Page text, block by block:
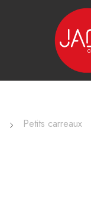
Petits carreaux